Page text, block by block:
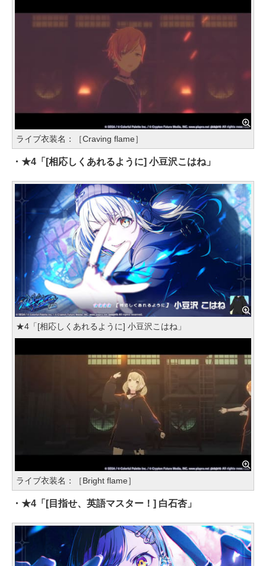
ライブ衣装名：［Craving flame］
・★4「[相応しくあれるように] 小豆沢こはね」
★4「[相応しくあれるように] 小豆沢こはね」
ライブ衣装名：［Bright flame］
・★4「[目指せ、英語マスター！] 白石杏」